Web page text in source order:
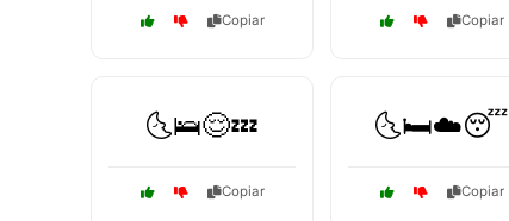
Copiar Copiar
🌜🛌😌💤
Copiar
🌜🛏️☁️😴
Copiar